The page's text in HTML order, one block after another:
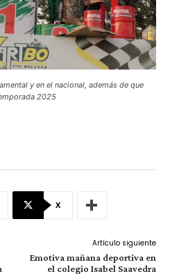
y en el nacional, además de que
2025
X
Artículo siguiente
Emotiva mañana deportiva en
el colegio Isabel Saavedra